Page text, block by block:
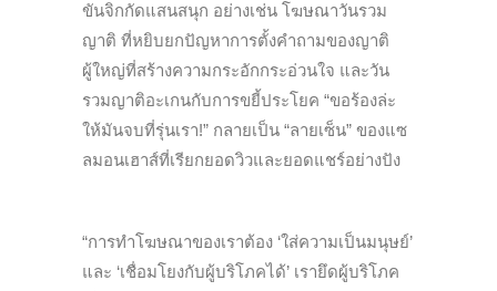
ขันจิกกัดแสนสนุก อย่างเช่น โฆษณาวันรวม
ญาติ ที่หยิบยกปัญหาการตั้งคำถามของญาติ
ผู้ใหญ่ที่สร้างความกระอักกระอ่วนใจ และวัน
รวมญาติอะเกนกับการขยี้ประโยค “ขอร้องล่ะ
ให้มันจบที่รุ่นเรา!” กลายเป็น “ลายเซ็น” ของแซ
ลมอนเฮาส์ที่เรียกยอดวิวและยอดแชร์อย่างปัง
“การทำโฆษณาของเราต้อง ‘ใส่ความเป็นมนุษย์’
และ ‘เชื่อมโยงกับผู้บริโภคได้’ เรายึดผู้บริโภค